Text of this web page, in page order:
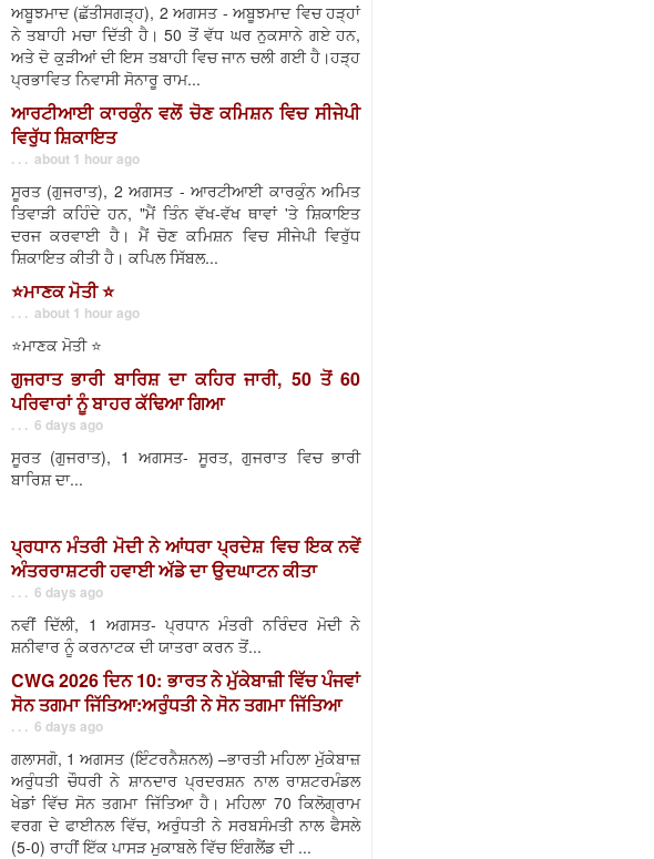
ਅਬੂਝਮਾਦ (ਛੱਤੀਸਗੜ੍ਹ), 2 ਅਗਸਤ - ਅਬੂਝਮਾਦ ਵਿਚ ਹੜ੍ਹਾਂ
ਨੇ ਤਬਾਹੀ ਮਚਾ ਦਿੱਤੀ ਹੈ। 50 ਤੋਂ ਵੱਧ ਘਰ ਨੁਕਸਾਨੇ ਗਏ ਹਨ,
ਅਤੇ ਦੋ ਕੁੜੀਆਂ ਦੀ ਇਸ ਤਬਾਹੀ ਵਿਚ ਜਾਨ ਚਲੀ ਗਈ ਹੈ।ਹੜ੍ਹ
ਪ੍ਰਭਾਵਿਤ ਨਿਵਾਸੀ ਸੋਨਾਰੂ ਰਾਮ...
ਆਰਟੀਆਈ ਕਾਰਕੁੰਨ ਵਲੋਂ ਚੋਣ ਕਮਿਸ਼ਨ ਵਿਚ ਸੀਜੇਪੀ
ਵਿਰੁੱਧ ਸ਼ਿਕਾਇਤ
. . . about 1 hour ago
ਸੂਰਤ (ਗੁਜਰਾਤ), 2 ਅਗਸਤ - ਆਰਟੀਆਈ ਕਾਰਕੁੰਨ ਅਮਿਤ
ਤਿਵਾੜੀ ਕਹਿੰਦੇ ਹਨ, "ਮੈਂ ਤਿੰਨ ਵੱਖ-ਵੱਖ ਥਾਵਾਂ 'ਤੇ ਸ਼ਿਕਾਇਤ
ਦਰਜ ਕਰਵਾਈ ਹੈ। ਮੈਂ ਚੋਣ ਕਮਿਸ਼ਨ ਵਿਚ ਸੀਜੇਪੀ ਵਿਰੁੱਧ
ਸ਼ਿਕਾਇਤ ਕੀਤੀ ਹੈ। ਕਪਿਲ ਸਿੱਬਲ...
⭐️ਮਾਣਕ ਮੋਤੀ ⭐️
. . . about 1 hour ago
⭐️ਮਾਣਕ ਮੋਤੀ ⭐️
ਗੁਜਰਾਤ ਭਾਰੀ ਬਾਰਿਸ਼ ਦਾ ਕਹਿਰ ਜਾਰੀ, 50 ਤੋਂ 60
ਪਰਿਵਾਰਾਂ ਨੂੰ ਬਾਹਰ ਕੱਢਿਆ ਗਿਆ
. . . 6 days ago
ਸੂਰਤ (ਗੁਜਰਾਤ), 1 ਅਗਸਤ- ਸੂਰਤ, ਗੁਜਰਾਤ ਵਿਚ ਭਾਰੀ
ਬਾਰਿਸ਼ ਦਾ...
ਪ੍ਰਧਾਨ ਮੰਤਰੀ ਮੋਦੀ ਨੇ ਆਂਧਰਾ ਪ੍ਰਦੇਸ਼ ਵਿਚ ਇਕ ਨਵੇਂ
ਅੰਤਰਰਾਸ਼ਟਰੀ ਹਵਾਈ ਅੱਡੇ ਦਾ ਉਦਘਾਟਨ ਕੀਤਾ
. . . 6 days ago
ਨਵੀਂ ਦਿੱਲੀ, 1 ਅਗਸਤ- ਪ੍ਰਧਾਨ ਮੰਤਰੀ ਨਰਿੰਦਰ ਮੋਦੀ ਨੇ
ਸ਼ਨੀਵਾਰ ਨੂੰ ਕਰਨਾਟਕ ਦੀ ਯਾਤਰਾ ਕਰਨ ਤੋਂ...
CWG 2026 ਦਿਨ 10: ਭਾਰਤ ਨੇ ਮੁੱਕੇਬਾਜ਼ੀ ਵਿੱਚ ਪੰਜਵਾਂ
ਸੋਨ ਤਗਮਾ ਜਿੱਤਿਆ:ਅਰੁੰਧਤੀ ਨੇ ਸੋਨ ਤਗਮਾ ਜਿੱਤਿਆ
. . . 6 days ago
ਗਲਾਸਗੋ, 1 ਅਗਸਤ (ਇੰਟਰਨੈਸ਼ਨਲ) –ਭਾਰਤੀ ਮਹਿਲਾ ਮੁੱਕੇਬਾਜ਼
ਅਰੁੰਧਤੀ ਚੌਧਰੀ ਨੇ ਸ਼ਾਨਦਾਰ ਪ੍ਰਦਰਸ਼ਨ ਨਾਲ ਰਾਸ਼ਟਰਮੰਡਲ
ਖੇਡਾਂ ਵਿੱਚ ਸੋਨ ਤਗਮਾ ਜਿੱਤਿਆ ਹੈ। ਮਹਿਲਾ 70 ਕਿਲੋਗ੍ਰਾਮ
ਵਰਗ ਦੇ ਫਾਈਨਲ ਵਿੱਚ, ਅਰੁੰਧਤੀ ਨੇ ਸਰਬਸੰਮਤੀ ਨਾਲ ਫੈਸਲੇ
(5-0) ਰਾਹੀਂ ਇੱਕ ਪਾਸੜ ਮੁਕਾਬਲੇ ਵਿੱਚ ਇੰਗਲੈਂਡ ਦੀ ...